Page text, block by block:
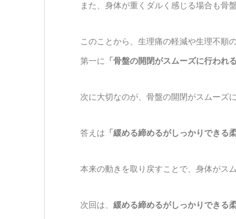
また、身体が重くダルく感じる場合も骨
このことから、生理痛の軽減や生理不順の
第一に 「骨盤の開閉がスムーズに行われ
次に大切なのが、骨盤の開閉がスムーズ
答えは 「緩める締めるがしっかりできる
本来の動きを取り戻すことで、身体がス
次回は、 緩める締めるがしっかりできる